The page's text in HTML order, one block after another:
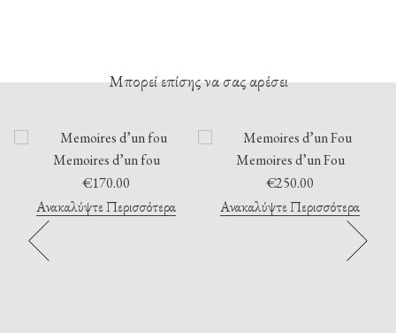
Μπορεί επίσης να σας αρέσει
Memoires d’un fou
€170.00
Ανακαλύψτε Περισσότερα
Memoires d’un Fou
€250.00
Ανακαλύψτε Περισσότερα